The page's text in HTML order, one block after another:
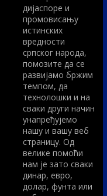
дијаспоре и
промовисању
истинских
вредности
српског народа,
помозите да се
развијамо бржим
темпом, да
технолошки и на
сваки други начин
унапређујемо
нашу и вашу веб
страницу. Од
велике помоћи
нам је зато сваки
динар, евро,
долар, фунта или